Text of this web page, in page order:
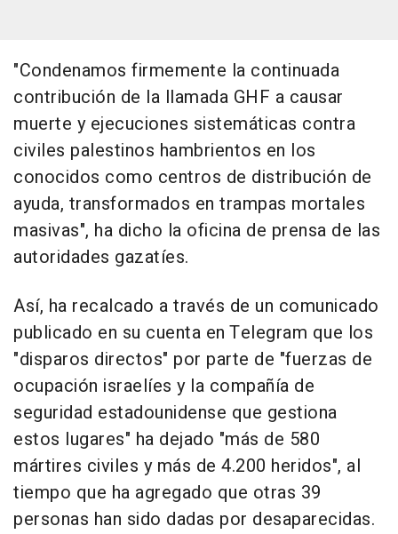
"Condenamos firmemente la continuada
contribución de la llamada GHF a causar
muerte y ejecuciones sistemáticas contra
civiles palestinos hambrientos en los
conocidos como centros de distribución de
ayuda, transformados en trampas mortales
masivas", ha dicho la oficina de prensa de las
autoridades gazatíes.
Así, ha recalcado a través de un comunicado
publicado en su cuenta en Telegram que los
"disparos directos" por parte de "fuerzas de
ocupación israelíes y la compañía de
seguridad estadounidense que gestiona
estos lugares" ha dejado "más de 580
mártires civiles y más de 4.200 heridos", al
tiempo que ha agregado que otras 39
personas han sido dadas por desaparecidas.